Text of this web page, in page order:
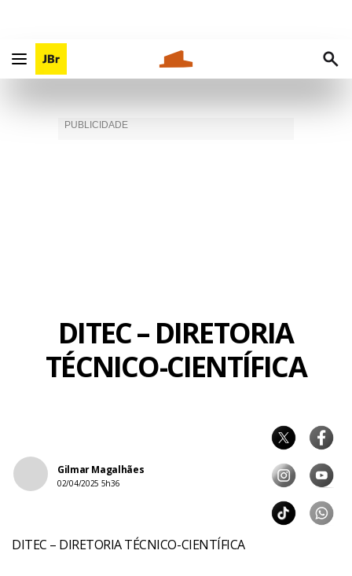
DITEC – DIRETORIA
TÉCNICO-CIENTÍFICA
Gilmar Magalhães
02/04/2025 5h36
DITEC – DIRETORIA TÉCNICO-CIENTÍFICA